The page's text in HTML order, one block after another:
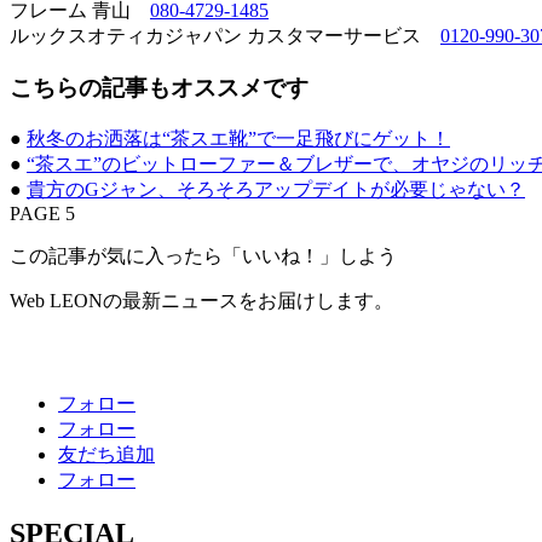
フレーム 青山 080-4729-1485
ルックスオティカジャパン カスタマーサービス 0120-990-
こちらの記事もオススメです
● 秋冬のお洒落は“茶スエ靴”で一足飛びにゲット！
● “茶スエ”のビットローファー＆ブレザーで、オヤジのリッ
● 貴方のGジャン、そろそろアップデイトが必要じゃない？
PAGE 5
この記事が気に入ったら「いいね！」しよう
Web LEONの最新ニュースをお届けします。
フォロー
フォロー
友だち追加
フォロー
SPECIAL